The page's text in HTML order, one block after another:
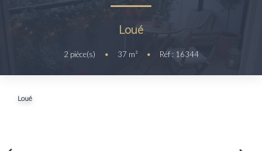
LOUER
NOS SERVICES
Loué
2 pièce(s) • 37 m² • Réf : 16344
Loué